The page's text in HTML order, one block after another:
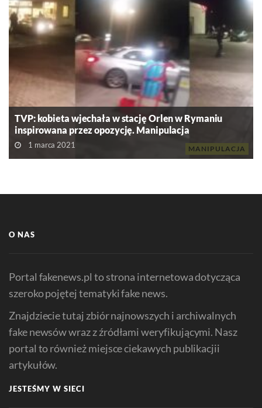
MANIPULACJA
TVP: kobieta wjechała w stację Orlen w Rymaniu
inspirowana przez opozycję. Manipulacja
1 marca 2021
O NAS
Portal fakenews.pl to strona internetowa dotycząca
szeroko pojętej tematyki fake news.
Znajdziecie tutaj zbiór najnowszych i archiwalnych
fake newsów wraz z źródłami weryfikującymi. Nasz
portal to również miejsce ciekawych publikacjii
artykułów.
JESTEŚMY W SIECI